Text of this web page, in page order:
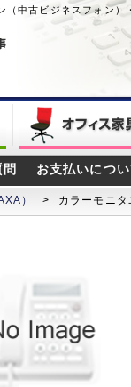
（中古ビジネスフォン
お支払いにつ
） > カラーモニ